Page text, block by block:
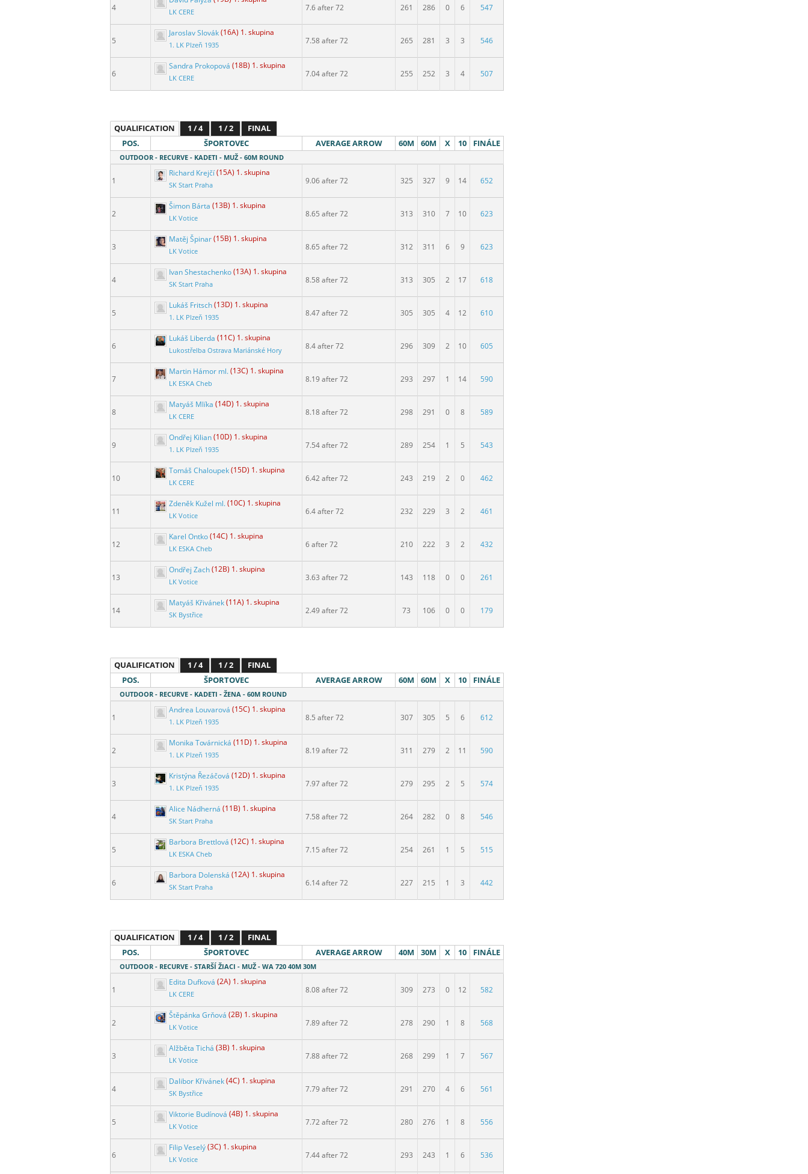
4 LK CERE 7.6 after 72 261 286 0 6 547
5
Jaroslav Slovák(16A) 1. skupina
1. LK Plzeň 1935 7.58 after 72 265 281 3 3 546
6
Sandra Prokopová (18B) 1. skupina
LK CERE 7.04 after 72 255 252 3 4 507
QUALIFICATION 1 / 4 1 / 2
FINAL
POS.
ŠPORTOVEC AVERAGE ARROW 60M 60M X 10 FINÁLE
OUTDOOR - RECURVE - KADETI - MUŽ - 60M ROUND
1
Richard Krejčí(15A) 1. skupina
SK Start Praha 9.06 after 72 325 327 9 14 652
2
Šimon Bárta (13B) 1. skupina
LK Votice 8.65 after 72 313 310 7 10 623
3
Matěj Špinar(15B) 1. skupina
LK Votice 8.65 after 72 312 311 6 9 623
4
Ivan Shestachenko(13A) 1. skupina
SK Start Praha 8.58 after 72 313 305 2 17 618
5
Lukáš Fritsch(13D) 1. skupina
1. LK Plzeň 1935 8.47 after 72 305 305 4 12 610
6
Lukáš Liberda (11C) 1. skupina
Lukostřelba Ostrava Mariánské Hory 8.4 after 72 296 309 2 10 605
7
Martin Hámor ml.(13C) 1. skupina
LK ESKA Cheb 8.19 after 72 293 297 1 14 590
8
Matyáš Mlíka (14D) 1. skupina
LK CERE 8.18 after 72 298 291 0 8 589
9
Ondřej Kilian(10D) 1. skupina
1. LK Plzeň 1935 7.54 after 72 289 254 1 5 543
10
Tomáš Chaloupek(15D) 1. skupina
LK CERE 6.42 after 72 243 219 2 0 462
11
Zdeněk Kužel ml.(10C) 1. skupina
LK Votice 6.4 after 72 232 229 3 2 461
12
Karel Ontko(14C) 1. skupina
LK ESKA Cheb 6 after 72 210 222 3 2 432
13
Ondřej Zach(12B) 1. skupina
LK Votice 3.63 after 72 143 118 0 0 261
14
Matyáš Křivánek(11A) 1. skupina
SK Bystřice 2.49 after 72 73 106 0 0 179
QUALIFICATION 1 / 4 1 / 2
FINAL
POS.
ŠPORTOVEC AVERAGE ARROW 60M 60M X 10 FINÁLE
OUTDOOR - RECURVE - KADETI - ŽENA - 60M ROUND
1
Andrea Louvarová (15C) 1. skupina
1. LK Plzeň 1935 8.5 after 72 307 305 5 6 612
2
Monika Továrnická (11D) 1. skupina
1. LK Plzeň 1935 8.19 after 72 311 279 2 11 590
3
Kristýna Řezáčová (12D) 1. skupina
1. LK Plzeň 1935 7.97 after 72 279 295 2 5 574
4
Alice Nádherná (11B) 1. skupina
SK Start Praha 7.58 after 72 264 282 0 8 546
5
Barbora Brettlová (12C) 1. skupina
LK ESKA Cheb 7.15 after 72 254 261 1 5 515
6
Barbora Dolenská (12A) 1. skupina
SK Start Praha 6.14 after 72 227 215 1 3 442
QUALIFICATION 1 / 4 1 / 2
FINAL
POS.
ŠPORTOVEC AVERAGE ARROW 40M 30M X 10 FINÁLE
OUTDOOR - RECURVE - STARŠÍ ŽIACI - MUŽ - WA 720 40M 30M
1
Edita Dufková (2A) 1. skupina
LK CERE 8.08 after 72 309 273 0 12 582
2
Štěpánka Grňová (2B) 1. skupina
LK Votice 7.89 after 72 278 290 1 8 568
3
Alžběta Tichá (3B) 1. skupina
LK Votice 7.88 after 72 268 299 1 7 567
4
Dalibor Křivánek(4C) 1. skupina
SK Bystřice 7.79 after 72 291 270 4 6 561
5
Viktorie Budínová (4B) 1. skupina
LK Votice 7.72 after 72 280 276 1 8 556
6
Filip Veselý(3C) 1. skupina
LK Votice 7.44 after 72 293 243 1 6 536